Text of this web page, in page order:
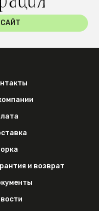
и возврат